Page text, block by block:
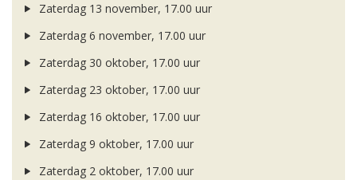
Zaterdag 13 november, 17.00 uur
Zaterdag 6 november, 17.00 uur
Zaterdag 30 oktober, 17.00 uur
Zaterdag 23 oktober, 17.00 uur
Zaterdag 16 oktober, 17.00 uur
Zaterdag 9 oktober, 17.00 uur
Zaterdag 2 oktober, 17.00 uur